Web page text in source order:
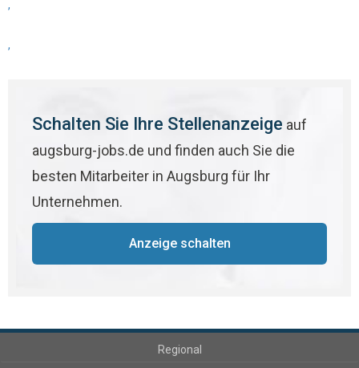
,
,
Schalten Sie Ihre Stellenanzeige auf
augsburg-jobs.de und finden auch Sie die
besten Mitarbeiter in Augsburg für Ihr
Unternehmen.
Anzeige schalten
Regional